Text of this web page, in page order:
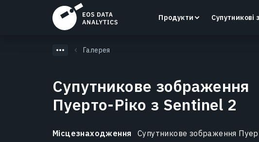
Продукти
LandViewer
Супутникові
Галерея
Супутникове зображення
Пуерто-Ріко з Sentinel 2
Місцезнаходження
Супутникове зображення